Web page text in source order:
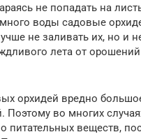
не попадать на
воды садовые
не заливать их, но и
лета от
орхидей вредно
Поэтому во многих
питательных веществ,